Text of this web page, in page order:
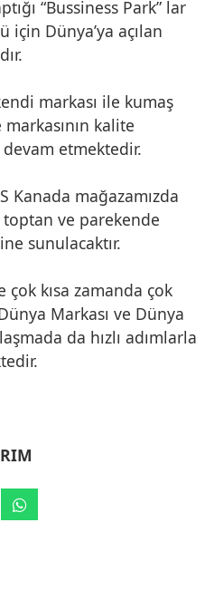
“Bussiness Park” lar
için Dünya’ya açılan
markası ile kumaş
kalite
devam etmektedir.
Kanada mağazamızda
toptan ve parekende
sunulacaktır.
çok kısa zamanda çok
Markası ve Dünya
da hızlı adımlarla